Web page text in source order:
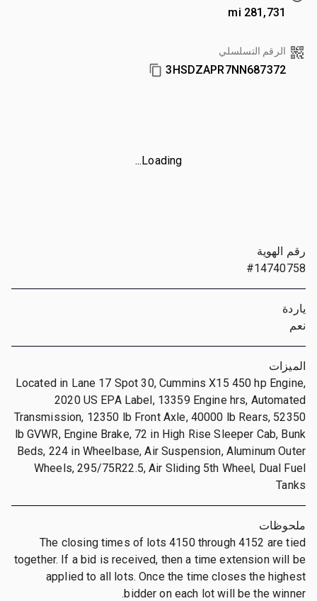
281,731 mi
الرقم التسلسلي
3HSDZAPR7NN687372
Loading...
رقم الهوية
#14740758
ياردة
نعم
الميزات
Located in Lane 17 Spot 30, Cummins X15 450 hp Engine,
2020 US EPA Label, 13359 Engine hrs, Automated
Transmission, 12350 lb Front Axle, 40000 lb Rears, 52350
lb GVWR, Engine Brake, 72 in High Rise Sleeper Cab, Bunk
Beds, 224 in Wheelbase, Air Suspension, Aluminum Outer
Wheels, 295/75R22.5, Air Sliding 5th Wheel, Dual Fuel
Tanks
ملحوظات
The closing times of lots 4150 through 4152 are tied
together. If a bid is received, then a time extension will be
applied to all lots. Once the time closes the highest
bidder on each lot will be the winner.